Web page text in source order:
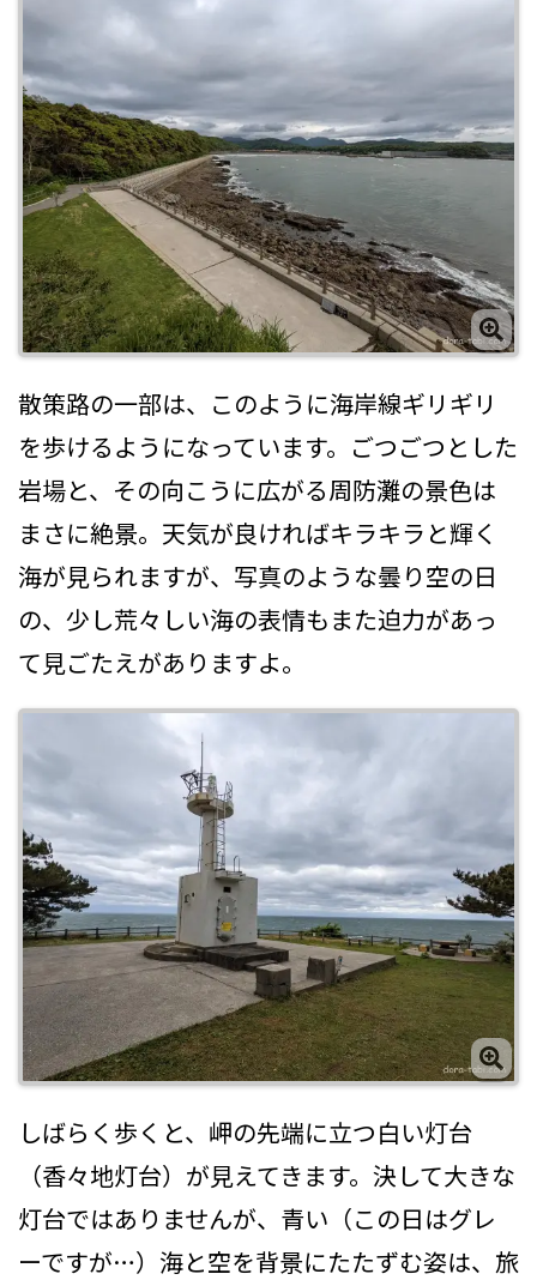
散策路の一部は、このように海岸線ギリギリ
を歩けるようになっています。ごつごつとした
岩場と、その向こうに広がる周防灘の景色は
まさに絶景。天気が良ければキラキラと輝く
海が見られますが、写真のような曇り空の日
の、少し荒々しい海の表情もまた迫力があっ
て見ごたえがありますよ。
しばらく歩くと、岬の先端に立つ白い灯台
（香々地灯台）が見えてきます。決して大きな
灯台ではありませんが、青い（この日はグレ
ーですが…）海と空を背景にたたずむ姿は、旅